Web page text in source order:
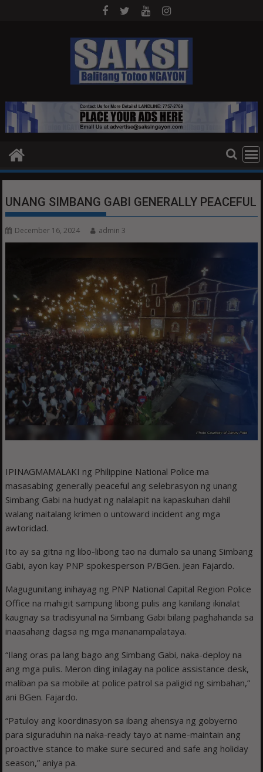
UNANG SIMBANG GABI GENERALLY PEACEFUL
December 16, 2024 admin 3
IPINAGMAMALAKI ng Philippine National Police ma
masasabing generally peaceful ang selebrasyon ng unang
Simbang Gabi na hudyat ng nalalapit na kapaskuhan dahil
walang naitalang krimen o untoward incident ang mga
awtoridad.
Ito ay sa gitna ng libo-libong tao na dumalo sa unang Simbang
Gabi, ayon kay PNP spokesperson P/BGen. Jean Fajardo.
Magugunitang inihayag ng PNP National Capital Region Police
Office na mahigit sampung libong pulis ang kanilang ikinalat
kaugnay sa tradisyunal na Simbang Gabi bilang paghahanda sa
inaasahang dagsa ng mga mananampalataya.
“Ilang oras pa lang bago ang Simbang Gabi, naka-deploy na
ang mga pulis. Meron ding inilagay na police assistance desk,
maliban pa sa mobile at police patrol sa paligid ng simbahan,”
ani BGen. Fajardo.
“Patuloy ang koordinasyon sa ibang ahensya ng gobyerno
para siguraduhin na naka-ready tayo at name-maintain ang
proactive stance to make sure secured and safe ang holiday
season,” aniya pa.